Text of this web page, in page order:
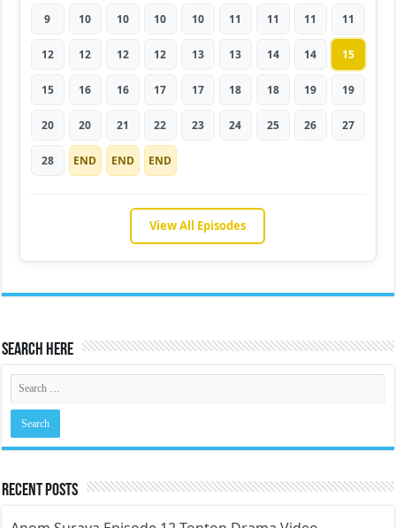
9 10 10 10 10 11 11 11 11
12 12 12 12 13 13 14 14 15
15 16 16 17 17 18 18 19 19
20 20 21 22 23 24 25 26 27
28 END END END
View All Episodes
Search Here
Recent Posts